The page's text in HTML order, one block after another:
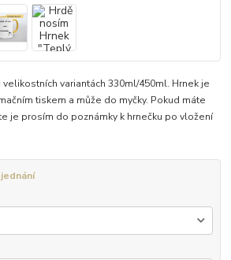
variantách 330ml/450ml. Hrnek je
tiskem a může do myčky. Pokud máte
je prosím do poznámky k hrnečku po vložení